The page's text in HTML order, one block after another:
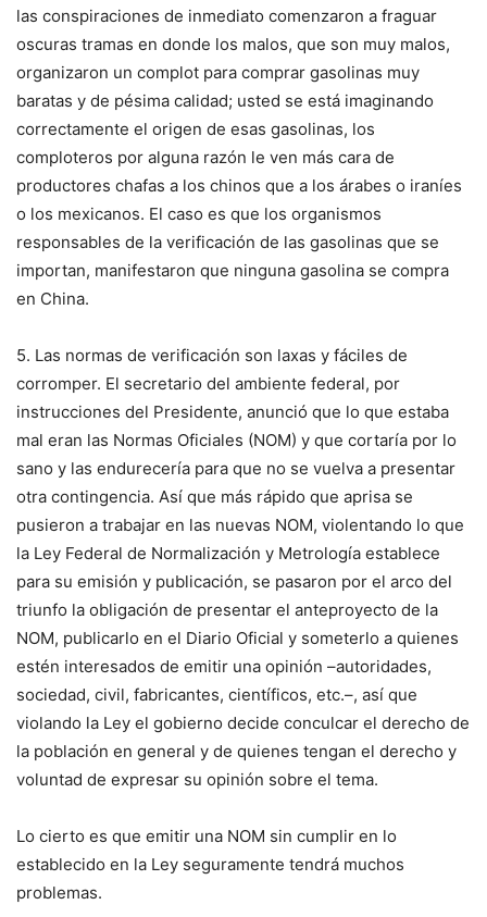
las conspiraciones de inmediato comenzaron a fraguar
oscuras tramas en donde los malos, que son muy malos,
organizaron un complot para comprar gasolinas muy
baratas y de pésima calidad; usted se está imaginando
correctamente el origen de esas gasolinas, los
comploteros por alguna razón le ven más cara de
productores chafas a los chinos que a los árabes o iraníes
o los mexicanos. El caso es que los organismos
responsables de la verificación de las gasolinas que se
importan, manifestaron que ninguna gasolina se compra
en China.
5. Las normas de verificación son laxas y fáciles de
corromper. El secretario del ambiente federal, por
instrucciones del Presidente, anunció que lo que estaba
mal eran las Normas Oficiales (NOM) y que cortaría por lo
sano y las endurecería para que no se vuelva a presentar
otra contingencia. Así que más rápido que aprisa se
pusieron a trabajar en las nuevas NOM, violentando lo que
la Ley Federal de Normalización y Metrología establece
para su emisión y publicación, se pasaron por el arco del
triunfo la obligación de presentar el anteproyecto de la
NOM, publicarlo en el Diario Oficial y someterlo a quienes
estén interesados de emitir una opinión –autoridades,
sociedad, civil, fabricantes, científicos, etc.–, así que
violando la Ley el gobierno decide conculcar el derecho de
la población en general y de quienes tengan el derecho y
voluntad de expresar su opinión sobre el tema.
Lo cierto es que emitir una NOM sin cumplir en lo
establecido en la Ley seguramente tendrá muchos
problemas.